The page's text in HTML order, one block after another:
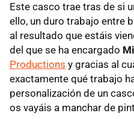
Este casco trae tras de si
ello, un duro trabajo entre
al resultado que estáis
del que se ha encargado
Productions y gracias al
exactamente qué trabajo
personalización de un
os vayáis a manchar de